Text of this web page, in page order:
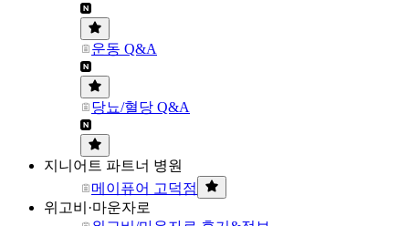
운동 Q&A
당뇨/혈당 Q&A
지니어트 파트너 병원
메이퓨어 고덕점
위고비·마운자로